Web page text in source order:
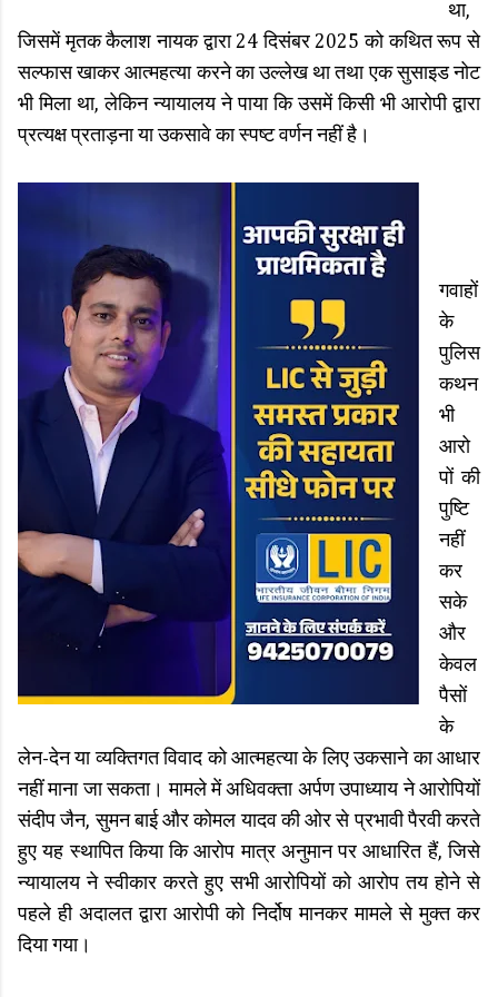
था,
जिसमें मृतक कैलाश नायक द्वारा 24 दिसंबर 2025 को कथित रूप से
सल्फास खाकर आत्महत्या करने का उल्लेख था तथा एक सुसाइड नोट
भी मिला था, लेकिन न्यायालय ने पाया कि उसमें किसी भी आरोपी द्वारा
प्रत्यक्ष प्रताड़ना या उकसावे का स्पष्ट वर्णन नहीं है।
गवाहों
के
पुलिस
कथन
भी
आरो
पों की
पुष्टि
नहीं
कर
सके
और
केवल
पैसों
के
लेन-देन या व्यक्तिगत विवाद को आत्महत्या के लिए उकसाने का आधार
नहीं माना जा सकता। मामले में अधिवक्ता अर्पण उपाध्याय ने आरोपियों
संदीप जैन, सुमन बाई और कोमल यादव की ओर से प्रभावी पैरवी करते
हुए यह स्थापित किया कि आरोप मात्र अनुमान पर आधारित हैं, जिसे
न्यायालय ने स्वीकार करते हुए सभी आरोपियों को आरोप तय होने से
पहले ही अदालत द्वारा आरोपी को निर्दोष मानकर मामले से मुक्त कर
दिया गया।